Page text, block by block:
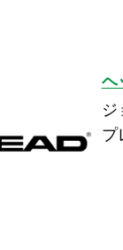
ヘ
ジ
プ